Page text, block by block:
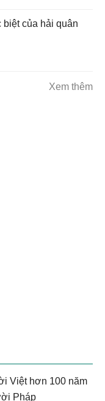
biệt của hải quân
Xem thêm
Việt hơn 100 năm
Pháp